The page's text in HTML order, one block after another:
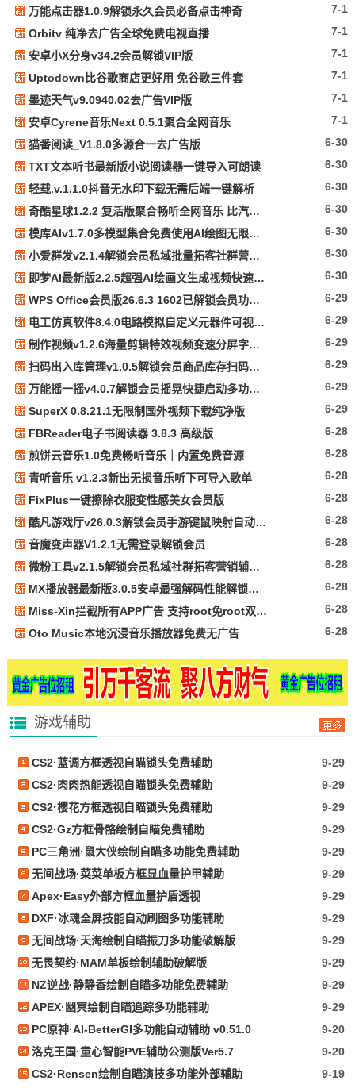
万能点击器1.0.9解锁永久会员必备点击神奇
7-1
Orbitv 纯净去广告全球免费电视直播
7-1
安卓小X分身v34.2会员解锁VIP版
7-1
Uptodown比谷歌商店更好用 免谷歌三件套
7-1
墨迹天气v9.0940.02去广告VIP版
7-1
安卓Cyrene音乐Next 0.5.1聚合全网音乐
7-1
猫番阅读_V1.8.0多源合一去广告版
6-30
TXT文本听书最新版小说阅读器一键导入可朗读
6-30
轻载.v.1.1.0抖音无水印下载无需后端一键解析
6-30
奇酷星球1.2.2 复活版聚合畅听全网音乐 比汽水音乐更好用
6-30
模库AIv1.7.0多模型集合免费使用AI绘图无限生成
6-30
小爱群发v2.1.4解锁会员私域批量拓客社群营销工具
6-30
即梦AI最新版2.2.5超强AI绘画文生成视频快速变现
6-30
WPS Office会员版26.6.3 1602已解锁会员功能最强办公
6-29
电工仿真软件8.4.0电路模拟自定义元器件可视化编辑
6-29
制作视频v1.2.6海量剪辑特效视频变速分屏字幕制作
6-29
扫码出入库管理v1.0.5解锁会员商品库存扫码登记工具
6-29
万能摇一摇v4.0.7解锁会员摇晃快捷启动多功能助手
6-29
SuperX 0.8.21.1无限制国外视频下载纯净版
6-29
FBReader电子书阅读器 3.8.3 高级版
6-28
煎饼云音乐1.0免费畅听音乐｜内置免费音源
6-28
青听音乐 v1.2.3新出无损音乐听下可导入歌单
6-28
FixPlus一键擦除衣服变性感美女会员版
6-28
酷凡游戏厅v26.0.3解锁会员手游键鼠映射自动压枪
6-28
音魔变声器V1.2.1无需登录解锁会员
6-28
微粉工具v2.1.5解锁会员私域社群拓客营销辅助工具
6-28
MX播放器最新版3.0.5安卓最强解码性能解锁专业版
6-28
Miss-Xin拦截所有APP广告 支持root免root双模式
6-28
Oto Music本地沉浸音乐播放器免费无广告
6-28
游戏辅助
CS2·蓝调方框透视自瞄锁头免费辅助
9-29
CS2·肉肉热能透视自瞄锁头免费辅助
9-29
CS2·樱花方框透视自瞄锁头免费辅助
9-29
CS2·Gz方框骨骼绘制自瞄免费辅助
9-29
PC三角洲·鼠大侠绘制自瞄多功能免费辅助
9-29
无间战场·菜菜单板方框显血量护甲辅助
9-29
Apex·Easy外部方框血量护盾透视
9-29
DXF·冰魂全屏技能自动刷图多功能辅助
9-29
无间战场·天海绘制自瞄振刀多功能破解版
9-29
无畏契约·MAM单板绘制辅助破解版
9-29
NZ逆战·静静香绘制自瞄多功能免费辅助
9-29
APEX·幽冥绘制自瞄追踪多功能辅助
9-29
PC原神·AI-BetterGI多功能自动辅助 v0.51.0
9-20
洛克王国·童心智能PVE辅助公测版Ver5.7
9-20
CS2·Rensen绘制自瞄演技多功能外部辅助
9-19